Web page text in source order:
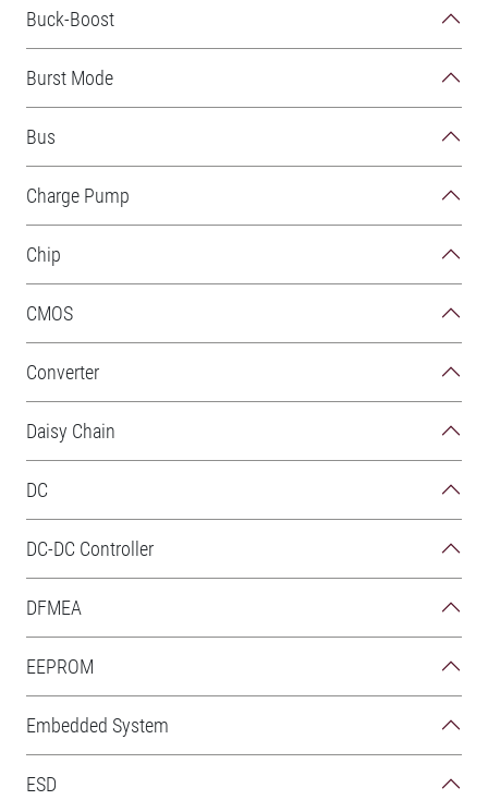
Buck-Boost
Burst Mode
Bus
Charge Pump
Chip
CMOS
Converter
Daisy Chain
DC
DC-DC Controller
DFMEA
EEPROM
Embedded System
ESD